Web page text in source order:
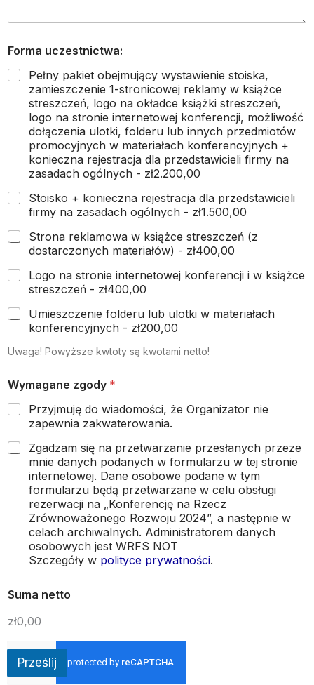
Forma uczestnictwa:
Pełny pakiet obejmujący wystawienie stoiska,
zamieszczenie 1-stronicowej reklamy w książce
streszczeń, logo na okładce książki streszczeń,
logo na stronie internetowej konferencji, możliwość
dołączenia ulotki, folderu lub innych przedmiotów
promocyjnych w materiałach konferencyjnych +
konieczna rejestracja dla przedstawicieli firmy na
zasadach ogólnych - zł2.200,00
Stoisko + konieczna rejestracja dla przedstawicieli
firmy na zasadach ogólnych - zł1.500,00
Strona reklamowa w książce streszczeń (z
dostarczonych materiałów) - zł400,00
Logo na stronie internetowej konferencji i w książce
streszczeń - zł400,00
Umieszczenie folderu lub ulotki w materiałach
konferencyjnych - zł200,00
Uwaga! Powyższe kwtoty są kwotami netto!
Wymagane zgody *
Przyjmuję do wiadomości, że Organizator nie
zapewnia zakwaterowania.
Zgadzam się na przetwarzanie przesłanych przeze
mnie danych podanych w formularzu w tej stronie
internetowej. Dane osobowe podane w tym
formularzu będą przetwarzane w celu obsługi
rezerwacji na „Konferencję na Rzecz
Zrównoważonego Rozwoju 2024”, a następnie w
celach archiwalnych. Administratorem danych
osobowych jest WRFS NOT
Szczegóły w polityce prywatności.
Suma netto
zł0,00
Prześlij